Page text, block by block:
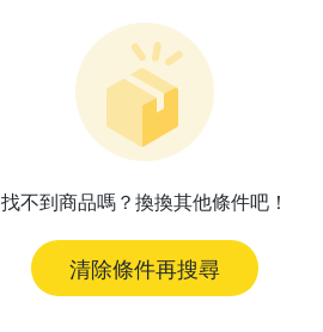
找不到商品嗎？換換其他條件吧！
清除條件再搜尋